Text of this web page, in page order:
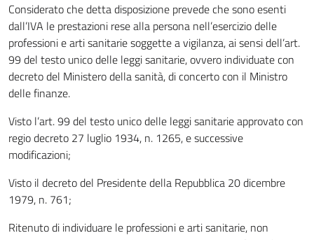
Considerato che detta disposizione prevede che sono esenti
dall’IVA le prestazioni rese alla persona nell’esercizio delle
professioni e arti sanitarie soggette a vigilanza, ai sensi dell’art.
99 del testo unico delle leggi sanitarie, ovvero individuate con
decreto del Ministero della sanità, di concerto con il Ministro
delle finanze.
Visto l’art. 99 del testo unico delle leggi sanitarie approvato con
regio decreto 27 luglio 1934, n. 1265, e successive
modificazioni;
Visto il decreto del Presidente della Repubblica 20 dicembre
1979, n. 761;
Ritenuto di individuare le professioni e arti sanitarie, non